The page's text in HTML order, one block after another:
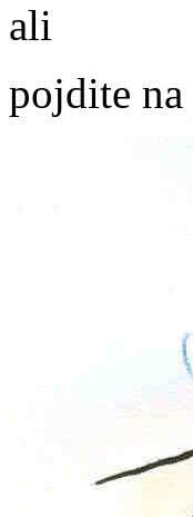
ali
pojdite na